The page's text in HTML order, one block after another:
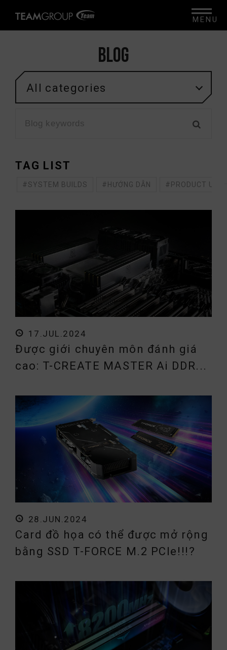
BLOG
All categories
17.JUL.2024
Được giới chuyên môn đánh giá
cao: T-CREATE MASTER Ai DDR...
28.JUN.2024
Card đồ họa có thể được mở rộng
bằng SSD T-FORCE M.2 PCIe!!!?
TAG LIST
#SYSTEM BUILDS #HƯỚNG DẪN #PRODUCT
MENU